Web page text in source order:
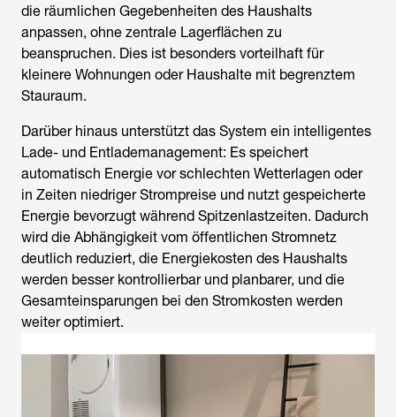
die räumlichen Gegebenheiten des Haushalts
anpassen, ohne zentrale Lagerflächen zu
beanspruchen. Dies ist besonders vorteilhaft für
kleinere Wohnungen oder Haushalte mit begrenztem
Stauraum.
Darüber hinaus unterstützt das System ein intelligentes
Lade- und Entlademanagement: Es speichert
automatisch Energie vor schlechten Wetterlagen oder
in Zeiten niedriger Strompreise und nutzt gespeicherte
Energie bevorzugt während Spitzenlastzeiten. Dadurch
wird die Abhängigkeit vom öffentlichen Stromnetz
deutlich reduziert, die Energiekosten des Haushalts
werden besser kontrollierbar und planbarer, und die
Gesamteinsparungen bei den Stromkosten werden
weiter optimiert.